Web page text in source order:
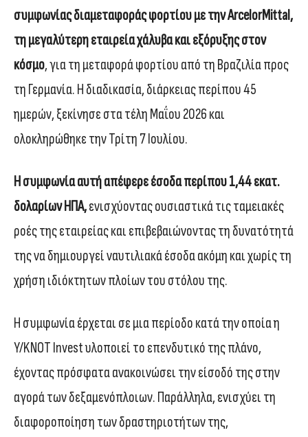
συμφωνίας διαμεταφοράς φορτίου με τηνArcelorMittal,
τη μεγαλύτερη εταιρεία χάλυβα και εξόρυξης στον
κόσμο, για τη μεταφορά φορτίου από τη Βραζιλία προς
τη Γερμανία. Η διαδικασία, διάρκειας περίπου 45
ημερών, ξεκίνησε στα τέλη Μαΐου 2026 και
ολοκληρώθηκε την Τρίτη 7 Ιουλίου.
Η συμφωνία αυτή απέφερε έσοδα περίπου 1,44 εκατ.
δολαρίων ΗΠΑ,ενισχύοντας ουσιαστικά τις ταμειακές
ροές της εταιρείας και επιβεβαιώνοντας τη δυνατότητά
της να δημιουργεί ναυτιλιακά έσοδα ακόμη και χωρίς τη
χρήση ιδιόκτητων πλοίων του στόλου της.
Η συμφωνία έρχεται σε μια περίοδο κατά την οποία η
Y/KNOT Invest υλοποιεί το επενδυτικό της πλάνο,
έχοντας πρόσφατα ανακοινώσει την είσοδό της στην
αγορά των δεξαμενόπλοιων. Παράλληλα, ενισχύει τη
διαφοροποίηση των δραστηριοτήτων της,